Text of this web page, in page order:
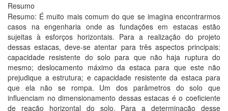
Resumo
Resumo: É muito mais comum do que se imagina encontrarmos
casos na engenharia onde as fundações em estacas estão
sujeitas à esforços horizontais. Para a realização do projeto
dessas estacas, deve-se atentar para três aspectos principais:
capacidade resistente do solo para que não haja ruptura do
mesmo; deslocamento máximo da estaca para que este não
prejudique a estrutura; e capacidade resistente da estaca para
que ela não se rompa. Um dos parâmetros do solo que
influenciam no dimensionamento dessas estacas é o coeficiente
de reação horizontal do solo. Para a determinação desse